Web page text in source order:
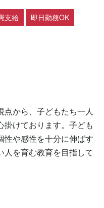
支給
即日勤務OK
点から、子どもたち一人
けております。子ども
性や感性を十分に伸ばす
人を育む教育を目指して